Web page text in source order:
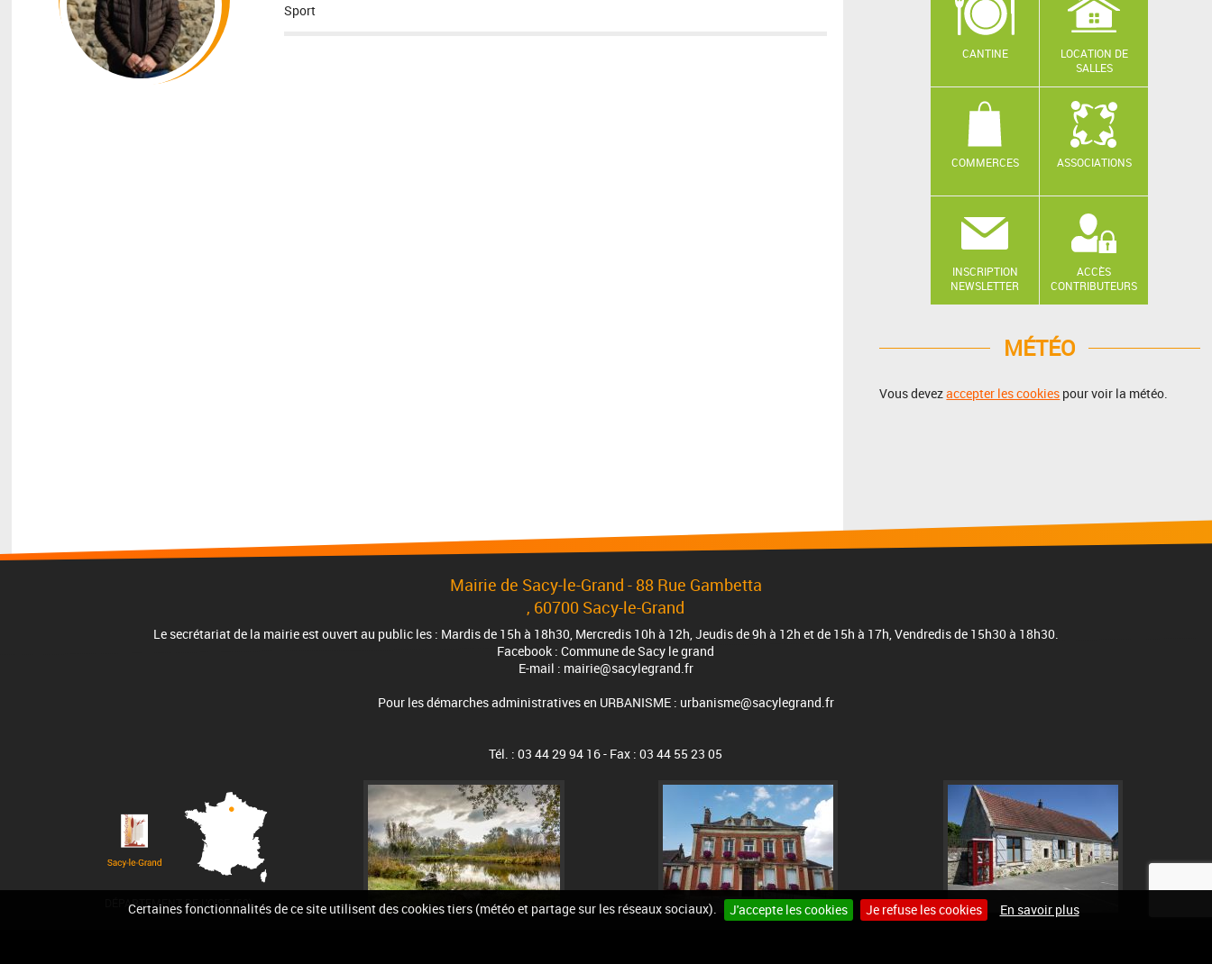
Certaines fonctionnalités de ce site utilisent des cookies tiers (météo et partage sur les réseaux sociaux). J'accepte les cookies Je refuse les cookies En savoir plus
Sport
CANTINE
LOCATION DE
SALLES
COMMERCES ASSOCIATIONS
INSCRIPTION
NEWSLETTER
ACCÈS
CONTRIBUTEURS
MÉTÉO
Vous devezaccepter les cookies pour voir la météo.
Mairie de Sacy-le-Grand - 88 Rue Gambetta
, 60700 Sacy-le-Grand
Le secrétariat de la mairie est ouvert au public les : Mardis de 15h à 18h30, Mercredis 10h à 12h, Jeudis de 9h à 12h et de 15h à 17h, Vendredis de 15h30 à 18h30.
Facebook : Commune de Sacy le grand
E-mail : mairie@sacylegrand.fr
Pour les démarches administratives en URBANISME : urbanisme@sacylegrand.fr
Tél. : 03 44 29 94 16 - Fax : 03 44 55 23 05
DÉPARTEMENT DE L'OISE (60)